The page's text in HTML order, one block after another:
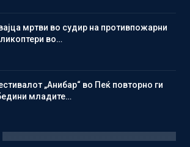
мртви во судир на противпожарни
во…
„Анибар“ во Пеќ повторно ги
младите…